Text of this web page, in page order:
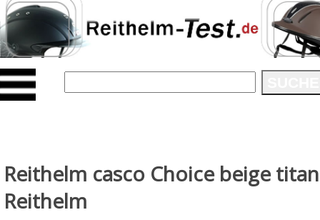
Reithelm casco Choice beige titan
Reithelm